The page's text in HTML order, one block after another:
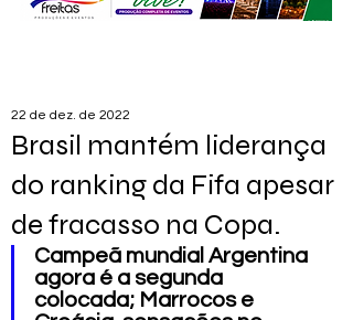
Brasil mantém liderança
do ranking da Fifa apesar
de fracasso na Copa.
22 de dez. de 2022
Campeã mundial Argentina
agora é a segunda
colocada; Marrocos e